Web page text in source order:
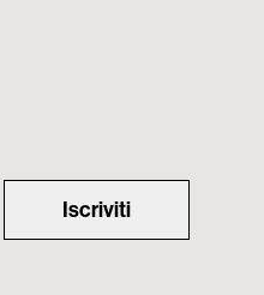
Iscriviti